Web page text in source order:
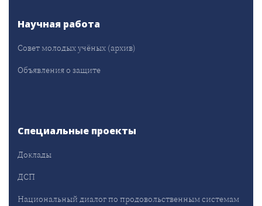
Научная работа
Совет молодых учёных (архив)
Объявления о защите
Специальные проекты
Доклады
ДСП
Национальный диалог по продовольственным системам